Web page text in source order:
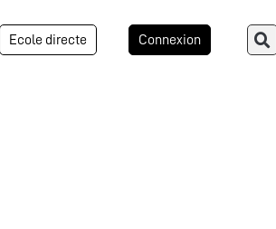
Ecole directe Connexion